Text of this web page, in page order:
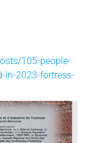
105-people-
in-2023-fortress-